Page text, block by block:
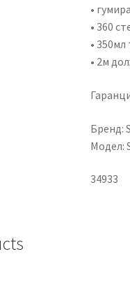
•
• 360
•
• 2м
Бренд:
Модел:
34933